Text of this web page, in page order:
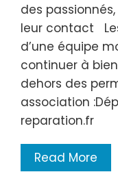
des
leur contact
d’une équipe
continuer à
dehors des
association
reparation.fr
Read More